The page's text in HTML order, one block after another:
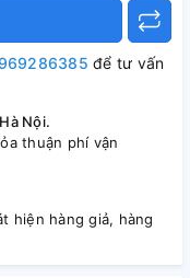
để tư vấn
Nội.
thuận phí vận
hiện hàng giả, hàng